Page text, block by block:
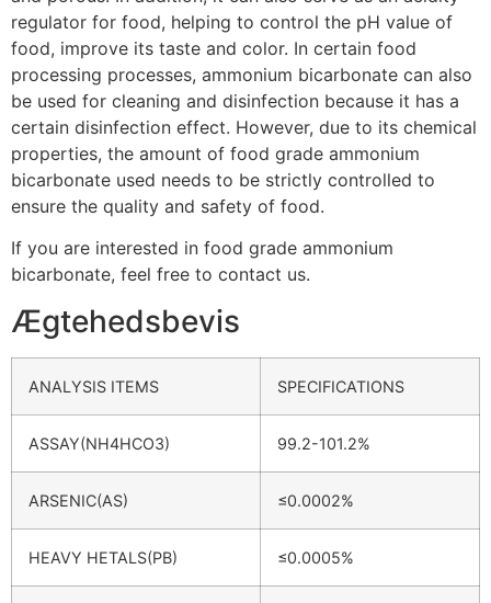
regulator for food, helping to control the pH value of
food, improve its taste and color. In certain food
processing processes, ammonium bicarbonate can also
be used for cleaning and disinfection because it has a
certain disinfection effect. However, due to its chemical
properties, the amount of food grade ammonium
bicarbonate used needs to be strictly controlled to
ensure the quality and safety of food.
If you are interested in food grade ammonium
bicarbonate, feel free to contact us.
Ægtehedsbevis
ANALYSIS ITEMS SPECIFICATIONS
ASSAY(NH4HCO3) 99.2-101.2%
ARSENIC(AS) ≤0.0002%
HEAVY HETALS(PB) ≤0.0005%